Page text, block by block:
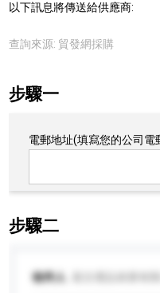
以下訊息將傳送給供應商:
查詢來源: 貿發網採購
步驟一
電郵地址(填寫您的公司電
步驟二
收件人